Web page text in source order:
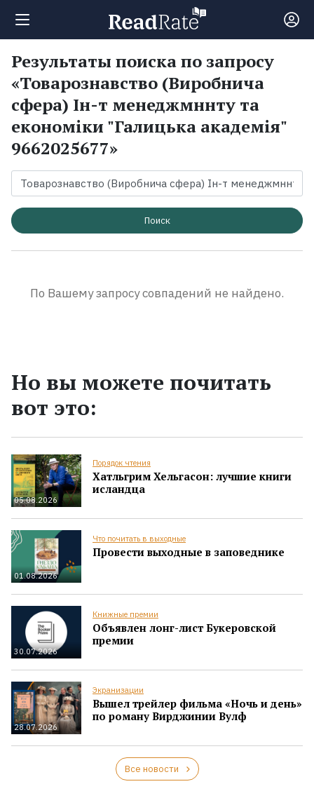
Поиск
Новости
Рейтинги
Книги
Экранизации
Коллекции
Результаты поиска по запросу
«Товарознавство (Виробнича
сфера) Ін-т менеджмннту та
економіки "Галицька академія"
9662025677»
Поиск
По Вашему запросу совпадений не найдено.
Но вы можете почитать
вот это:
05.08.2026
Порядок чтения
Хатльгрим Хельгасон: лучшие книги
исландца
01.08.2026
Что почитать в выходные
Провести выходные в заповеднике
30.07.2026
Книжные премии
Объявлен лонг-лист Букеровской
премии
28.07.2026
Экранизации
Вышел трейлер фильма «Ночь и день»
по роману Вирджинии Вулф
Все новости